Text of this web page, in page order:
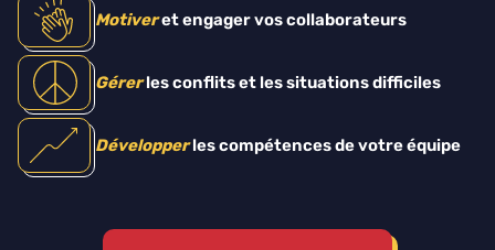
Motiveret engager vos collaborateurs
Gérerles conflits et les situations difficiles
Développerles compétences de votre équipe